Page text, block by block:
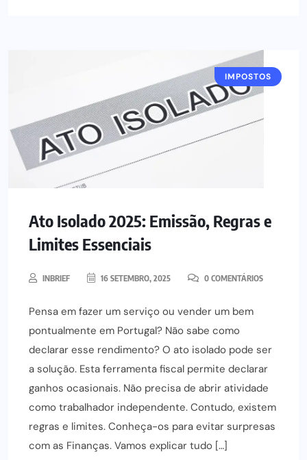
IMPOSTOS
Ato Isolado 2025: Emissão, Regras e
Limites Essenciais
INBRIEF 16 SETEMBRO, 2025 0 COMENTÁRIOS
Pensa em fazer um serviço ou vender um bem
pontualmente em Portugal? Não sabe como
declarar esse rendimento? O ato isolado pode ser
a solução. Esta ferramenta fiscal permite declarar
ganhos ocasionais. Não precisa de abrir atividade
como trabalhador independente. Contudo, existem
regras e limites. Conheça-os para evitar surpresas
com as Finanças. Vamos explicar tudo […]